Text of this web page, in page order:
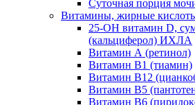
Суточная порция
Витамины, жирные
25-OH витамин D,
(кальциферол) ИХЛА
Витамин А (ретинол)
Витамин В1 (тиамин)
Витамин В12
Витамин В5
Витамин В6